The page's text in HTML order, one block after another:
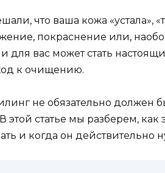
что ваша кожа «устала»,
покраснение или,
вас может стать
к очищению.
не обязательно
статье мы разберем, как
и когда он действительно